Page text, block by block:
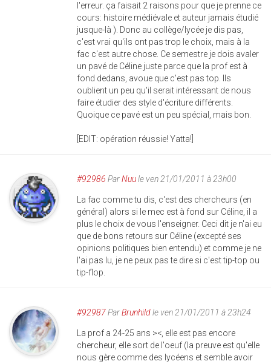
l'erreur. ça faisait 2 raisons pour que je prenne ce
cours: histoire médiévale et auteur jamais étudié
jusque-là ). Donc au collège/lycée je dis pas,
c'est vrai qu'ils ont pas trop le choix, mais à la
fac c'est autre chose. Ce semestre je dois avaler
un pavé de Céline juste parce que la prof est à
fond dedans, avoue que c'est pas top. Ils
oublient un peu qu'il serait intéressant de nous
faire étudier des style d'écriture différents.
Quoique ce pavé est un peu spécial, mais bon.
[EDIT: opération réussie! Yatta!]
#92986 ParNuule ven 21/01/2011 à 23h00
La fac comme tu dis, c'est des chercheurs (en
général) alors si le mec est à fond sur Céline, il a
plus le choix de vous l'enseigner. Ceci dit je n'ai eu
que de bons retours sur Céline (excepté ses
opinions politiques bien entendu) et comme je ne
l'ai pas lu, je ne peux pas te dire si c'est tip-top ou
tip-flop.
#92987ParBrunhildle ven 21/01/2011 à 23h24
La prof a 24-25 ans ><, elle est pas encore
chercheur, elle sort de l'oeuf (la preuve est qu'elle
nous gère comme des lycéens et semble avoir